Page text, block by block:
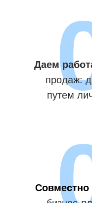
Даем
продаж:
путем
Совместно